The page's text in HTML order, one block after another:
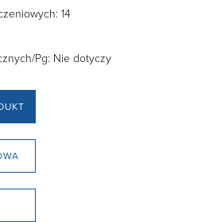
14
Pg: Nie dotyczy